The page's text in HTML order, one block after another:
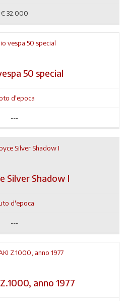
€ 32.000
50 special
d'epoca
---
Silver Shadow I
d'epoca
---
anno 1977